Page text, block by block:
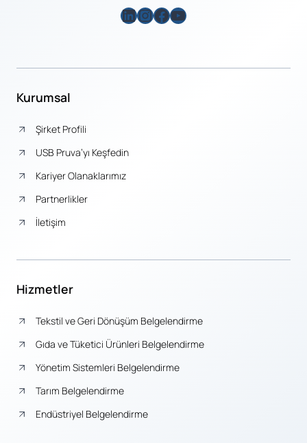
LinkedIn
Instagram
Facebook
YouTube
Kurumsal
Şirket Profili
USB Pruva’yı Keşfedin
Kariyer Olanaklarımız
Partnerlikler
İletişim
Hizmetler
Tekstil ve Geri Dönüşüm Belgelendirme
Gıda ve Tüketici Ürünleri Belgelendirme
Yönetim Sistemleri Belgelendirme
Tarım Belgelendirme
Endüstriyel Belgelendirme